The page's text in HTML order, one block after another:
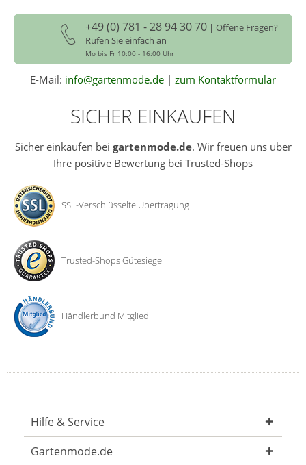
+49 (0) 781 - 28 94 30 70 | Offene Fragen?
Rufen Sie einfach an
Mo bis Fr 10:00 - 16:00 Uhr
E-Mail: info@gartenmode.de | zum Kontaktformular
SICHER EINKAUFEN
Sicher einkaufen bei gartenmode.de. Wir freuen uns über
Ihre positive Bewertung bei Trusted-Shops
SSL-Verschlüsselte Übertragung
Trusted-Shops Gütesiegel
Händlerbund Mitglied
Hilfe & Service
Gartenmode.de